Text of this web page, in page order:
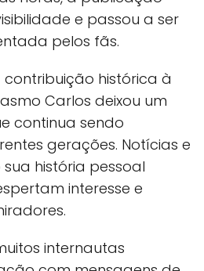
e passou a ser
pelos fãs.
histórica à
Carlos deixou um
continua sendo
gerações. Notícias e
história pessoal
interesse e
internautas